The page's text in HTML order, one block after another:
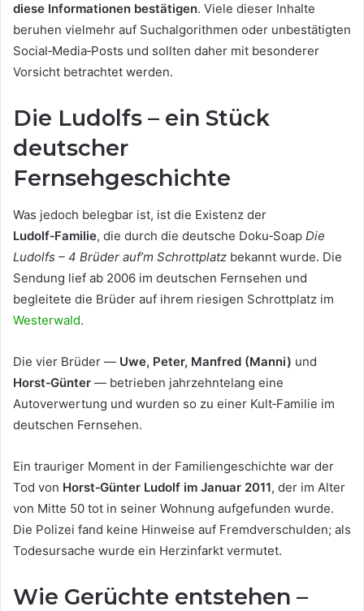
diese Informationen bestätigen. Viele dieser Inhalte
beruhen vielmehr auf Suchalgorithmen oder unbestätigten
Social‑Media‑Posts und sollten daher mit besonderer
Vorsicht betrachtet werden.
Die Ludolfs – ein Stück
deutscher
Fernsehgeschichte
Was jedoch belegbar ist, ist die Existenz der
Ludolf‑Familie, die durch die deutsche Doku‑Soap Die
Ludolfs – 4 Brüder auf’m Schrottplatz bekannt wurde. Die
Sendung lief ab 2006 im deutschen Fernsehen und
begleitete die Brüder auf ihrem riesigen Schrottplatz im
Westerwald.
Die vier Brüder — Uwe, Peter, Manfred (Manni) und
Horst‑Günter — betrieben jahrzehntelang eine
Autoverwertung und wurden so zu einer Kult‑Familie im
deutschen Fernsehen.
Ein trauriger Moment in der Familiengeschichte war der
Tod von Horst‑Günter Ludolf im Januar 2011, der im Alter
von Mitte 50 tot in seiner Wohnung aufgefunden wurde.
Die Polizei fand keine Hinweise auf Fremdverschulden; als
Todesursache wurde ein Herzinfarkt vermutet.
Wie Gerüchte entstehen –